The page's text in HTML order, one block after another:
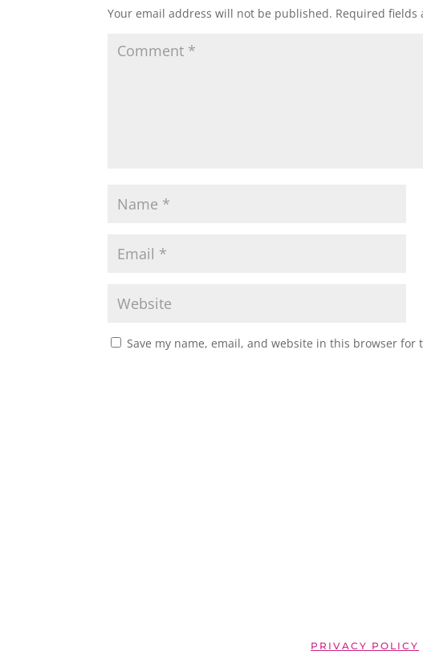
Your email address will not be published. Required
Save my name, email, and website in this browser for
PRIVACY POLICY